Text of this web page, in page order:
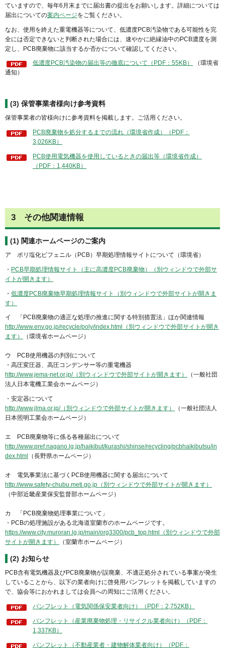
ていますので、毎年6月末までに届出書の提出をお願いします。詳細については
届出についての案内ページをご覧ください。
なお、使用を終えた重電機器等について、低濃度PCB汚染物である可能性を完
全には否定できないと判断された場合には、速やかに絶縁油中のPCB濃度を測
定し、PCB廃棄物に該当するか否かについて確認してください。
低濃度PCB汚染物の届出等の徹底について（PDF：55KB）
（環境省
通知）
(3) 保管事業者様向け参考資料
保管事業者の皆様向けに参考資料を掲載します。ご活用ください。
PCB廃棄物を処分するまでの流れ（環境省作成）（PDF：
3,026KB）
PCB使用電気機器を使用しているときの届出等（環境省作成）
（PDF：1,440KB）
3 その他関連情報
(1) 関連ホームページのご案内
ア ポリ塩化ビフェニル（PCB）早期処理情報サイトについて（環境省）
・ PCB早期処理情報サイト（主に高濃度PCB廃棄物）（別ウィンドウで外部サ
イトが開きます）
・ 低濃度PCB廃棄物早期処理情報サイト（別ウィンドウで外部サイトが開きま
す）
イ 「PCB廃棄物の適正な処理の推進に関する特別措置法」ほか関連情報
http://www.env.go.jp/recycle/poly/index.html（別ウィンドウで外部サイトが開き
ます）
（環境省ホームページ）
ウ PCB使用機器の判別について
・高圧変圧器、高圧コンデンサー等の重電機器
http://www.jema-net.or.jp/（別ウィンドウで外部サイトが開きます）
（一般社団
法人日本電機工業会ホームページ）
・安定器について
http://www.jlma.or.jp/（別ウィンドウで外部サイトが開きます）
（一般社団法人
日本照明工業会ホームページ）
エ PCB廃棄物等に係る各種届出について
http://www.pref.nagano.lg.jp/haikibut/kurashi/shinse/recycling/pcbhaikibutsu/in
dex.html
（長野県ホームページ）
オ 電気事業法に基づくPCB使用機器に関する届出について
http://www.safety-chubu.meti.go.jp（別ウィンドウで外部サイトが開きます）
（中部近畿産業保安監督部ホームページ）
カ 「PCB廃棄物処理事業について」
・PCBの処理施設がある北海道室蘭市のホームページです。
https://www.city.muroran.lg.jp/main/org3300/pcb_top.html（別ウィンドウで外部
サイトが開きます）
（室蘭市ホームページ）
(2) お知らせ
PCB含有電気機器及びPCB廃棄物が誤廃棄、不適正処分されている事案が発生
していることから、以下の業者向けに啓発用パンフレットを掲載していますの
で、協会等におかれましては会員への周知にご活用ください。
パンフレット（電気関係保安業者向け）（PDF：2,752KB）
パンフレット（産業廃棄物処理・リサイクル業者向け）（PDF：
1,337KB）
パンフレット（不動産業者・建物解体業者向け）（PDF：